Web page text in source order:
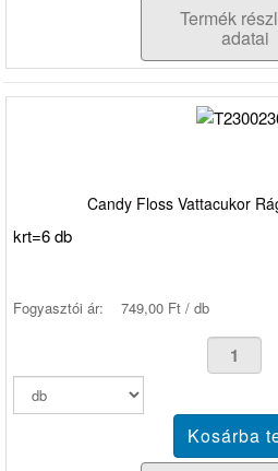
Termék
adatai
Candy Floss Vattacukor
krt=6 db
Fogyasztói ár: 749,00 Ft / db